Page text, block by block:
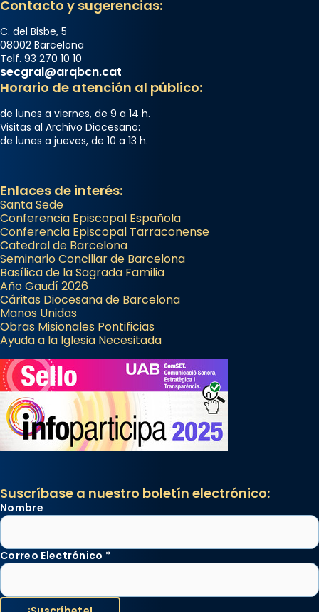
Contacto y sugerencias:
C. del Bisbe, 5
08002 Barcelona
Telf. 93 270 10 10
secgral@arqbcn.cat
Horario de atención al público:
de lunes a viernes, de 9 a 14 h.
Visitas al Archivo Diocesano:
de lunes a jueves, de 10 a 13 h.
Enlaces de interés:
Santa Sede
Conferencia Episcopal Española
Conferencia Episcopal Tarraconense
Catedral de Barcelona
Seminario Conciliar de Barcelona
Basílica de la Sagrada Familia
Año Gaudí 2026
Cáritas Diocesana de Barcelona
Manos Unidas
Obras Misionales Pontificias
Ayuda a la Iglesia Necesitada
Suscríbase a nuestro boletín electrónico:
Nombre
Correo Electrónico *